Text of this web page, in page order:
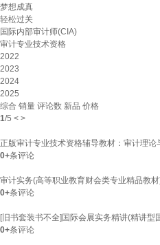
梦想成真
轻松过关
国际内部审计师(CIA)
审计专业技术资格
2022
2023
2024
2025
综合 销量 评论数 新品 价格
1/5 < >
正版审计专业技术资格辅导教材：审计理
0+条评论
审计实务(高等职业教育财会类专业精品教材
0+条评论
[旧书套装书不全]国际会展实务精讲(精讲
0+条评论